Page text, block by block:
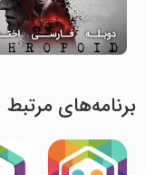
برنامه‌های مرتبط